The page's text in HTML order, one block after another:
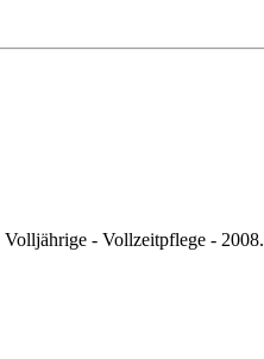
- Vollzeitpflege - 2008.